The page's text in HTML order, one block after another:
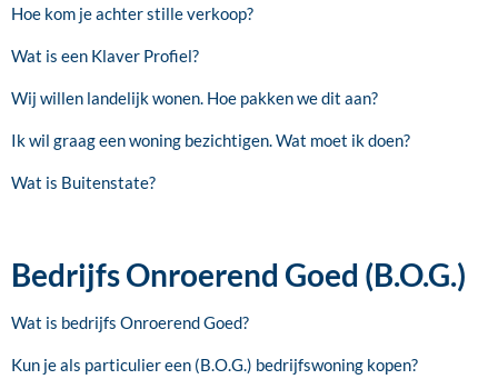
Hoe kom je achter stille verkoop?
Wat is een Klaver Profiel?
Wij willen landelijk wonen. Hoe pakken we dit aan?
Ik wil graag een woning bezichtigen. Wat moet ik doen?
Wat is Buitenstate?
Bedrijfs Onroerend Goed (B.O.G.)
Wat is bedrijfs Onroerend Goed?
Kun je als particulier een (B.O.G.) bedrijfswoning kopen?